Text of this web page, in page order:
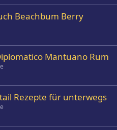
Beachbum Berry
Mantuano Rum
Rezepte für unterwegs